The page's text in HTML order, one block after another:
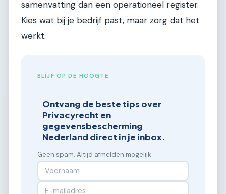
samenvatting dan een operationeel register.
Kies wat bij je bedrijf past, maar zorg dat het
werkt.
BLIJF OP DE HOOGTE
Ontvang de beste tips over
Privacyrecht en
gegevensbescherming
Nederland direct in je inbox.
Geen spam. Altijd afmelden mogelijk.